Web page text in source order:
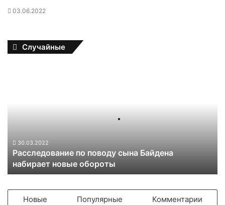
03.06.2022
Случайные
н
30.03.2022
Расследование по поводу сына Байдена
набирает новые обороты
Новые Популярные Комментарии